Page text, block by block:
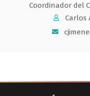
Coordinador del
Carlos